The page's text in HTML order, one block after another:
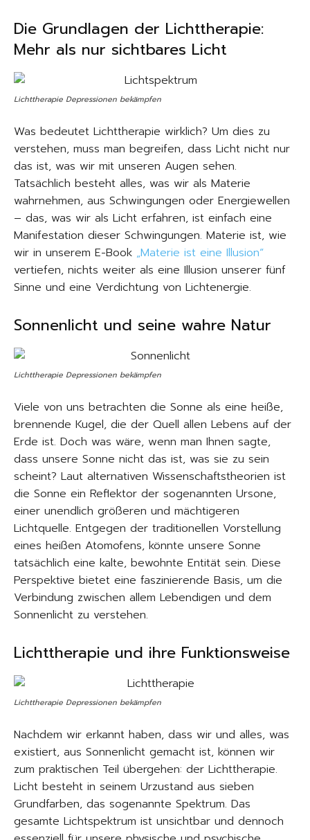
Die Grundlagen der Lichttherapie:
Mehr als nur sichtbares Licht
Lichttherapie Depressionen bekämpfen
Was bedeutet Lichttherapie wirklich? Um dies zu
verstehen, muss man begreifen, dass Licht nicht nur
das ist, was wir mit unseren Augen sehen.
Tatsächlich besteht alles, was wir als Materie
wahrnehmen, aus Schwingungen oder Energiewellen
– das, was wir als Licht erfahren, ist einfach eine
Manifestation dieser Schwingungen. Materie ist, wie
wir in unserem E-Book „Materie ist eine Illusion“
vertiefen, nichts weiter als eine Illusion unserer fünf
Sinne und eine Verdichtung von Lichtenergie.
Sonnenlicht und seine wahre Natur
Lichttherapie Depressionen bekämpfen
Viele von uns betrachten die Sonne als eine heiße,
brennende Kugel, die der Quell allen Lebens auf der
Erde ist. Doch was wäre, wenn man Ihnen sagte,
dass unsere Sonne nicht das ist, was sie zu sein
scheint? Laut alternativen Wissenschaftstheorien ist
die Sonne ein Reflektor der sogenannten Ursone,
einer unendlich größeren und mächtigeren
Lichtquelle. Entgegen der traditionellen Vorstellung
eines heißen Atomofens, könnte unsere Sonne
tatsächlich eine kalte, bewohnte Entität sein. Diese
Perspektive bietet eine faszinierende Basis, um die
Verbindung zwischen allem Lebendigen und dem
Sonnenlicht zu verstehen.
Lichttherapie und ihre Funktionsweise
Lichttherapie Depressionen bekämpfen
Nachdem wir erkannt haben, dass wir und alles, was
existiert, aus Sonnenlicht gemacht ist, können wir
zum praktischen Teil übergehen: der Lichttherapie.
Licht besteht in seinem Urzustand aus sieben
Grundfarben, das sogenannte Spektrum. Das
gesamte Lichtspektrum ist unsichtbar und dennoch